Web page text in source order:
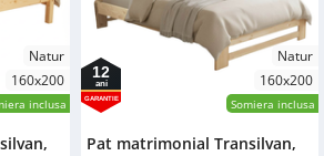
Natur
160x200
inclusa
Natur
160x200
Somiera inclusa
12
ani
GARANTIE
Pat matrimonial Transilvan,